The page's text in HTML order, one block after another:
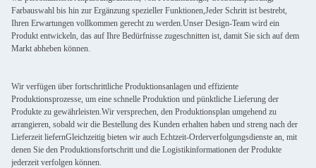
Farbauswahl bis hin zur Ergänzung spezieller Funktionen,Jeder Schritt ist bestrebt,
Ihren Erwartungen vollkommen gerecht zu werden.Unser Design-Team wird ein
Produkt entwickeln, das auf Ihre Bedürfnisse zugeschnitten ist, damit Sie sich auf dem
Markt abheben können.
Wir verfügen über fortschrittliche Produktionsanlagen und effiziente
Produktionsprozesse, um eine schnelle Produktion und pünktliche Lieferung der
Produkte zu gewährleisten.Wir versprechen, den Produktionsplan umgehend zu
arrangieren, sobald wir die Bestellung des Kunden erhalten haben und streng nach der
Lieferzeit liefernGleichzeitig bieten wir auch Echtzeit-Orderverfolgungsdienste an, mit
denen Sie den Produktionsfortschritt und die Logistikinformationen der Produkte
jederzeit verfolgen können.